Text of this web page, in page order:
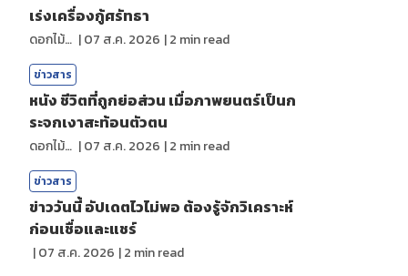
เร่งเครื่องกู้ศรัทธา
ดอกไม้กับสายน้ำ |07 ส.ค. 2026 |2 min read
ข่าวสาร
หนัง ชีวิตที่ถูกย่อส่วน เมื่อภาพยนตร์เป็นก
ระจกเงาสะท้อนตัวตน
ดอกไม้กับสายน้ำ |07 ส.ค. 2026 |2 min read
ข่าวสาร
ข่าววันนี้ อัปเดตไวไม่พอ ต้องรู้จักวิเคราะห์
ก่อนเชื่อและแชร์
|07 ส.ค. 2026 |2 min read